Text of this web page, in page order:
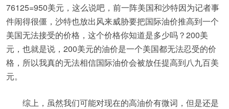
76125=950美元，这么说吧，前一阵美国和沙特因为记者事
件闹得很僵，沙特也放出风来威胁要把国际油价推高到一个
美国无法接受的价格，这个价格你知道是多少吗？200美
元，也就是说，200美元的油价是一个美国都无法忍受的价
格，所以我真的无法相信国际油价会被放任提高到八九百美
元。
综上，虽然我们可能对现在的高油价有微词，但是还是